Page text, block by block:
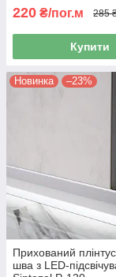
220 ₴/пог.м 285
Купити
Новинка –23%
Прихований плінтус
шва з LED-